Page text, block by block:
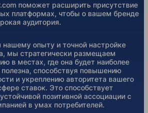
поможет расширить присутствие
платформах, чтобы о вашем бренде
аудитория.
нашему опыту и точной настройке
мы стратегически размещаем
в местах, где она будет наиболее
способствуя повышению
и укреплению авторитета вашего
ставок. Это способствует
позитивной ассоциации с
в умах потребителей.